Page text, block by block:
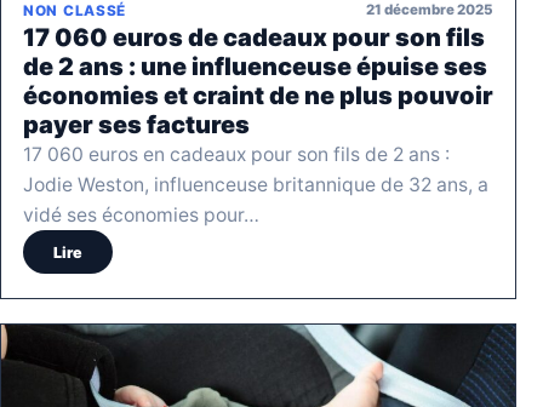
NON CLASSÉ 21 décembre 2025
17 060 euros de cadeaux pour son fils
de 2 ans : une influenceuse épuise ses
économies et craint de ne plus pouvoir
payer ses factures
17 060 euros en cadeaux pour son fils de 2 ans :
Jodie Weston, influenceuse britannique de 32 ans, a
vidé ses économies pour…
Lire